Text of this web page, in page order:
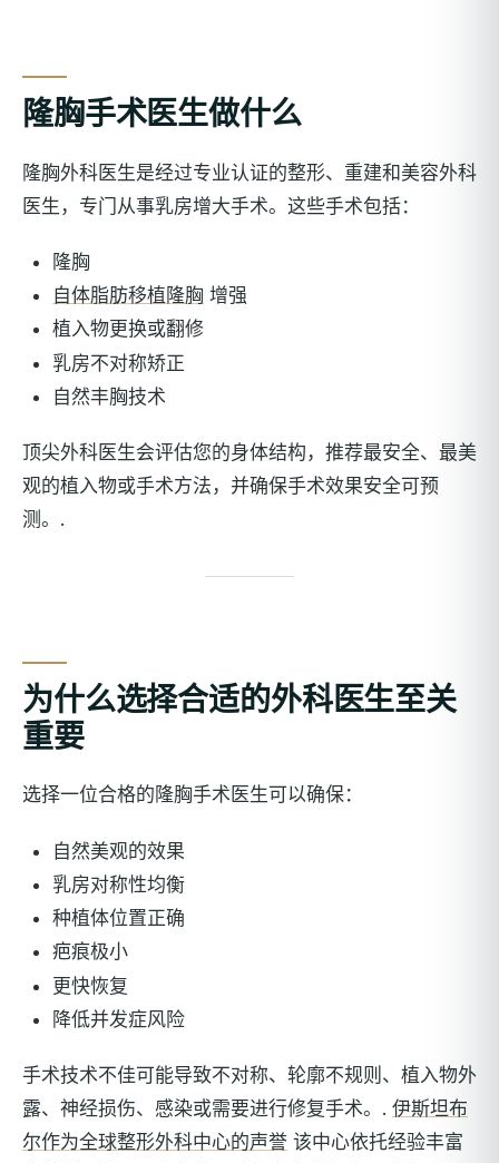
隆胸手术医生做什么
隆胸外科医生是经过专业认证的整形、重建和美容外科
医生，专门从事乳房增大手术。这些手术包括：
隆胸
自体脂肪移植隆胸 增强
植入物更换或翻修
乳房不对称矫正
自然丰胸技术
顶尖外科医生会评估您的身体结构，推荐最安全、最美
观的植入物或手术方法，并确保手术效果安全可预
测。.
为什么选择合适的外科医生至关
重要
选择一位合格的隆胸手术医生可以确保：
自然美观的效果
乳房对称性均衡
种植体位置正确
疤痕极小
更快恢复
降低并发症风险
手术技术不佳可能导致不对称、轮廓不规则、植入物外
露、神经损伤、感染或需要进行修复手术。. 伊斯坦布
尔作为全球整形外科中心的声誉 该中心依托经验丰富